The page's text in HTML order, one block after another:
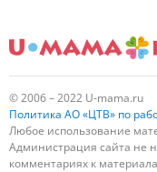
© 2006 – 2022 U-mama.ru
Политика АО «ЦТВ» по
Любое использование
Администрация сайта не
комментариях к